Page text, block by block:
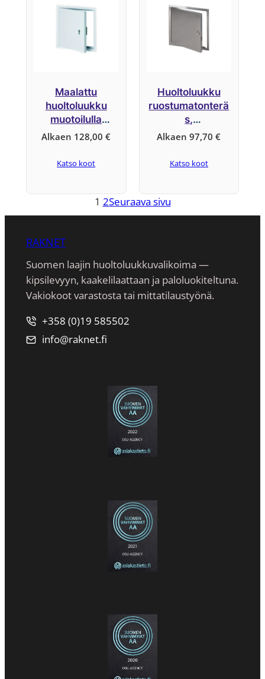
Maalattu
huoltoluukku
muotoilulla
sylinterilukkopes
B4
Alkaen 128,00€
Katso koot
Huoltoluukku
ruostumatonterä
s,
nelikulmasalvalla,
Alkaen97,70€
Katso koot
1 2Seuraava sivu
RAKNET
Suomen laajin huoltoluukkuvalikoima —
kipsilevyyn, kaakeli­laattaan ja paloluokiteltuna.
Vakiokoot varastosta tai mittatilaustyönä.
+358 (0)19 585502
info@raknet.fi